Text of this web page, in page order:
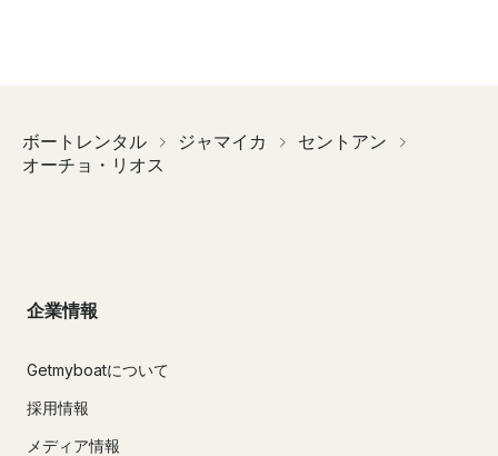
ボートレンタル ジャマイカ
セントアン
オーチョ・リオス
企業情報
Getmyboatについて
採用情報
メディア情報